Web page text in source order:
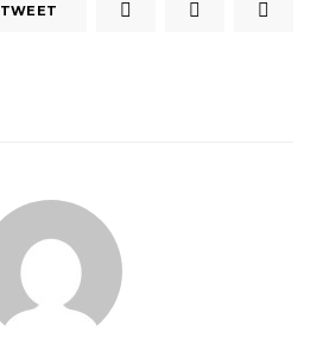
TWEET